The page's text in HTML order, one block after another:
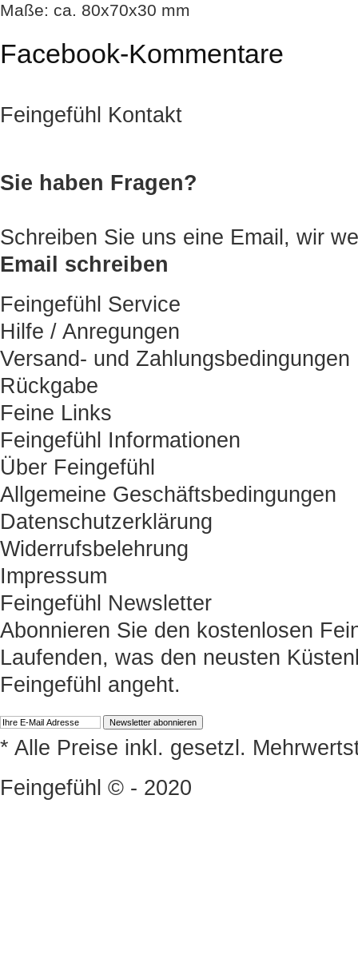
Maße: ca. 80x70x30 mm
Facebook-Kommentare
Feingefühl Kontakt
Sie haben Fragen?
Schreiben Sie uns eine Email, wir
Email schreiben
Feingefühl Service
Hilfe / Anregungen
Versand- und Zahlungsbedingungen
Rückgabe
Feine Links
Feingefühl Informationen
Über Feingefühl
Allgemeine Geschäftsbedingungen
Datenschutzerklärung
Widerrufsbelehrung
Impressum
Feingefühl Newsletter
Abonnieren Sie den kostenlosen
Laufenden, was den neusten
Feingefühl angeht.
* Alle Preise inkl. gesetzl.
Feingefühl © - 2020